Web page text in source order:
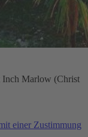
Inch Marlow (Christ
einer Zustimmung